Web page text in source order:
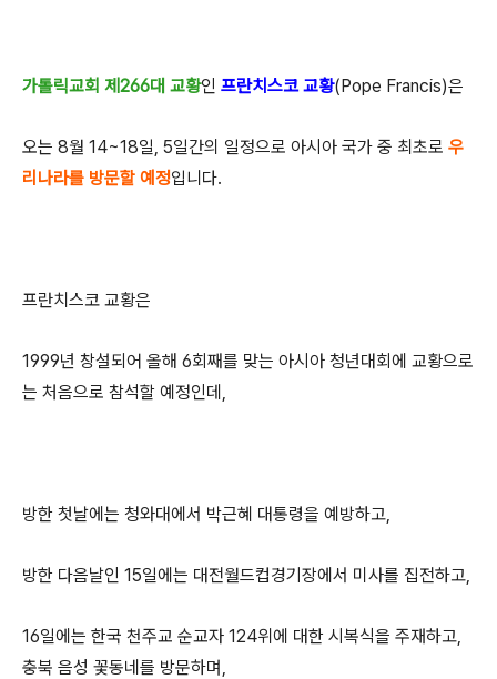
가톨릭교회 제266대 교황인 프란치스코 교황(Pope Francis)은
오는 8월 14~18일, 5일간의 일정으로 아시아 국가 중 최초로 우
리나라를 방문할 예정입니다.
프란치스코 교황은
1999년 창설되어 올해 6회째를 맞는 아시아 청년대회에 교황으로
는 처음으로 참석할 예정인데,
방한 첫날에는 청와대에서 박근혜 대통령을 예방하고,
방한 다음날인 15일에는 대전월드컵경기장에서 미사를 집전하고,
16일에는 한국 천주교 순교자 124위에 대한 시복식을 주재하고,
충북 음성 꽃동네를 방문하며,